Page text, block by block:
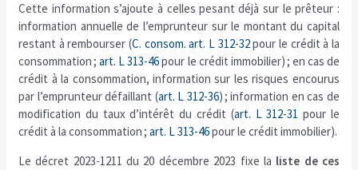
Cette information s’ajoute à celles pesant déjà sur le prêteur :
information annuelle de l’emprunteur sur le montant du capital
restant à rembourser (C. consom. art. L 312-32pour le crédit à la
consommation ;art. L 313-46pour le crédit immobilier) ; en cas de
crédit à la consommation, information sur les risques encourus
par l’emprunteur défaillant (art. L 312-36) ; information en cas de
modification du taux d’intérêt du crédit (art. L 312-31 pour le
crédit à la consommation ;art. L 313-46pour le crédit immobilier).
Le décret 2023-1211 du 20 décembre 2023 fixe la liste de ces